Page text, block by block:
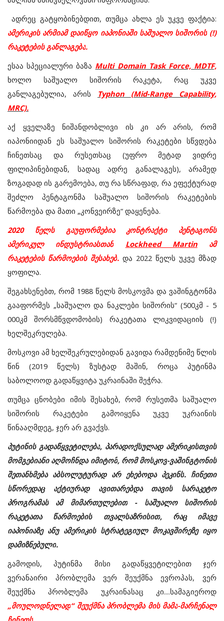
ადრეც გატყობინებდით, თუმცა ახლა ეს უკვე ფაქტია:
ამერიკის არმიამ დაიწყო იაპონიაში საშუალო სიშორის(!)
რაკეტების განლაგება.
ესაა სპეციალური ბაზა Multi Domain Task Force, MDTF,
ხოლო
საშუალო სიშორის რაკეტა,რაც
უკვე
განლაგებულია, არის
Typhon (Mid-Range Capability,
MRC).
აქ
ყველაზე ნიშანდობლივი ის კი არ არის,რომ
იაპონიიდან ეს საშუალო სიშორის რაკეტები სწვდება
ჩინეთსაც
და რუსეთსაც (უფრო მეტად
ვიდრე
ფილიპინებიდან, სადაც ადრე განალაგეს), არამედ
ზოგადად ის გარემოება, თურა სწრაფად, რა ეფექტურად
შეძლო
პენტაგონმა საშუალო სიშორის
რაკეტების
წარმოება და მათი „კონვეირზე“ დაყენება.
2020 წელს გაუფორმებია კონტრაქტი
პენტაგონს
ამერიკულ
ინდუსტრიასთან Lockheed Martin
ამ
რაკეტების წარმოების შესახებ. და 2022 წელს უკვე მზად
ყოფილა.
შეგახსენებთ, რომ 1988 წელს მოსკოვმა და ვაშინგტონმა
გააფორმეს „საშუალო და ნაკლები სიშორის“ (500კმ - 5
000კმ შორსმწვდომობის) რაკეტათა ლიკვიდაციის (!)
ხელშეკრულება.
მოსკოვი ამ ხელშეკრულებიდან გავიდა რამდენიმე წლის
წინ (2019 წელს) ზუსტად მაშინ, როცა
პუტინმა
საბოლოოდ გადაწყვიტა უკრაინაში შეჭრა.
თუმცა ცნობები იმის შესახებ,რომ რუსეთმა საშუალო
სიშორის
რაკეტები გამოიყენა უკვე
უკრაინის
წინააღმდეგ, ჯერ არ გვაქვს.
პუტინის გადაწყვეტილება, პარადოქსულად ამერიკისთვის
მომგებიანი აღმოჩნდა იმიტომ, რომ მოსკოვ-ვაშინგტონის
შეთანხმება აბსოლუტურად არ ეხებოდა პეკინს. ჩინეთი
სწორედაც
აქტიურად ავითარებდა თავის
სარაკეტო
პროგრამას
ამ მიმართულებით- საშუალო
სიშორის
რაკეტათა
წარმოების თვალსაზრისით, რაც
იმავე
იაპონიაზე ანუ ამერიკის სტრატეგიულ მოკავშირეზე იყო
დამიზნებული.
გამოდის,პუტინმა მისი გადაწყვეტილებით
ჯერ
ვერანაირი
პრობლემა ვერ შეუქმნა ევროპას,ვერ
შეუქმნა
პრობლემა უკრაინასაც კი....სამაგიეროდ
„მოულოდნელად“ შეუქმნა პრობლემა მის მამა-მარჩენალ